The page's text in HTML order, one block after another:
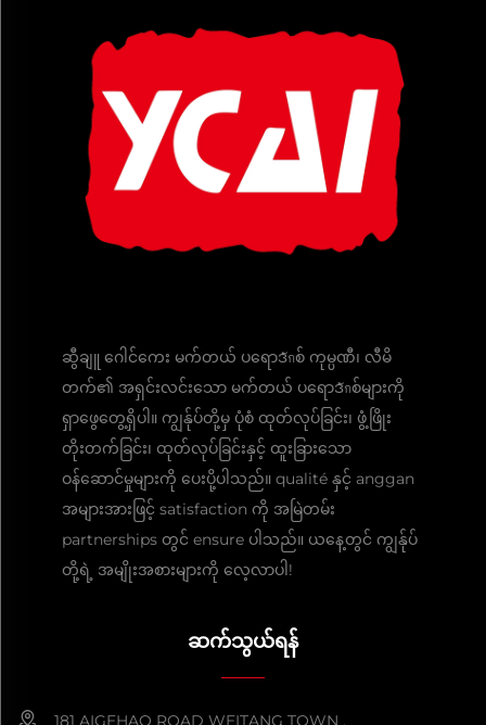
ဆွီချူ ဂေါင်ကေး မက်တယ် ပရောဒักစ် ကုမ္ပဏီ၊ လီမိ
တက်၏ အရှင်းလင်းသော မက်တယ် ပရောဒักစ်များကို
ရှာဖွေတွေ့ရှိပါ။ ကျွန်ုပ်တို့မှ ပုံစံ ထုတ်လုပ်ခြင်း၊ ဖွံ့ဖြိုး
တိုးတက်ခြင်း၊ ထုတ်လုပ်ခြင်းနှင့် ထူးခြားသော
ဝန်ဆောင်မှုများကို ပေးပို့ပါသည်။ qualité နှင့် anggan
အများအားဖြင့် satisfaction ကို အမြဲတမ်း
partnerships တွင် ensure ပါသည်။ ယနေ့တွင် ကျွန်ုပ်
တို့ရဲ့ အမျိုးအစားများကို လေ့လာပါ!
ဆက်သွယ်ရန်
181 AIGEHAO ROAD WEITANG TOWN ,